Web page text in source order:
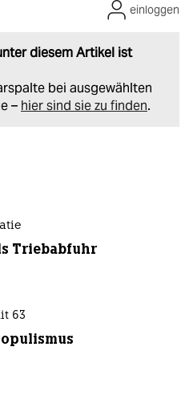
diesem Artikel ist
bei ausgewählten
– hier sind sie zu finden.
einloggen
Triebabfuhr
63